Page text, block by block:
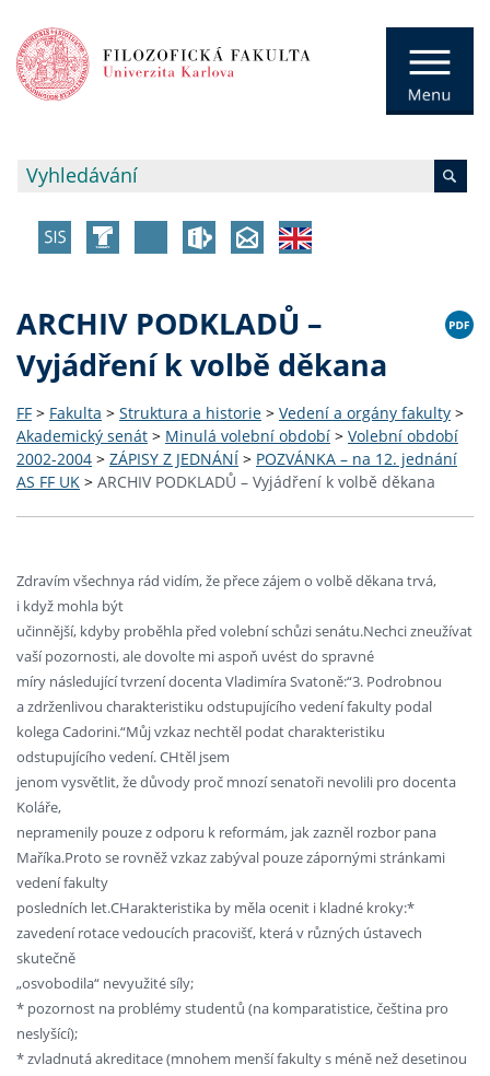
ARCHIV PODKLADŮ –
Vyjádření k volbě děkana
FF > Fakulta > Struktura a historie > Vedení a orgány fakulty >
Akademický senát > Minulá volební období > Volební období
2002-2004 > ZÁPISY Z JEDNÁNÍ > POZVÁNKA – na 12. jednání
AS FF UK > ARCHIV PODKLADŮ – Vyjádření k volbě děkana
Zdravím všechnya rád vidím, že přece zájem o volbě děkana trvá,
i když mohla být
učinnější, kdyby proběhla před volební schůzi senátu.Nechci zneužívat
vaší pozornosti, ale dovolte mi aspoň uvést do spravné
míry následující tvrzení docenta Vladimíra Svatoně:“3. Podrobnou
a zdrženlivou charakteristiku odstupujícího vedení fakulty podal
kolega Cadorini.“Můj vzkaz nechtěl podat charakteristiku
odstupujícího vedení. CHtěl jsem
jenom vysvětlit, že důvody proč mnozí senatoři nevolili pro docenta
Koláře,
nepramenily pouze z odporu k reformám, jak zazněl rozbor pana
Maříka.Proto se rovněž vzkaz zabýval pouze zápornými stránkami
vedení fakulty
posledních let.CHarakteristika by měla ocenit i kladné kroky:*
zavedení rotace vedoucích pracovišť, která v různých ústavech
skutečně
„osvobodila“ nevyužité síly;
* pozornost na problémy studentů (na komparatistice, čeština pro
neslyšící);
* zvladnutá akreditace (mnohem menší fakulty s méně než desetinou